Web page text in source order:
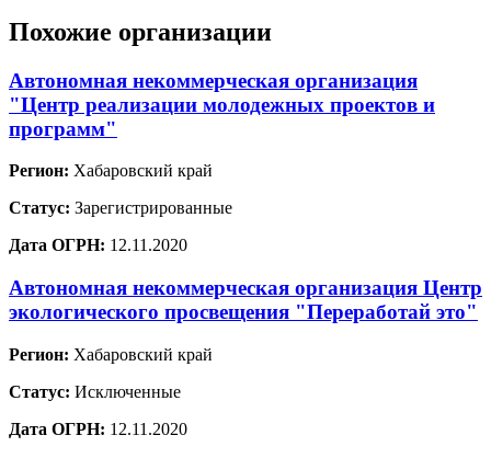
Похожие организации
Автономная некоммерческая организация
"Центр реализации молодежных проектов и
программ"
Регион: Хабаровский край
Статус: Зарегистрированные
Дата ОГРН: 12.11.2020
Автономная некоммерческая организация Центр
экологического просвещения "Переработай это"
Регион: Хабаровский край
Статус: Исключенные
Дата ОГРН: 12.11.2020